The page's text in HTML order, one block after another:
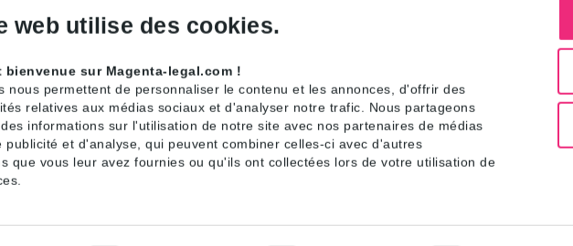
web utilise des cookies.
bienvenue sur Magenta-legal.com !
nous permettent de personnaliser le contenu et les annonces, d'offrir des
relatives aux médias sociaux et d'analyser notre trafic. Nous partageons
informations sur l'utilisation de notre site avec nos partenaires de médias
publicité et d'analyse, qui peuvent combiner celles-ci avec d'autres
que vous leur avez fournies ou qu'ils ont collectées lors de votre utilisation de
Le Provost publient un article intitulé « Tarifs réglementés du gaz : le
les suivants :
sur l’analyse de la CRE pour suspendre le dernier arrêté gelant les tarifs réglementés du
suite de cette suspension tendent à remédier en partie au décalage observé entre tarifs